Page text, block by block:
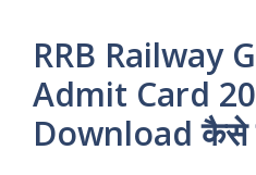
RRB Railway
Admit Card
Download कैसे